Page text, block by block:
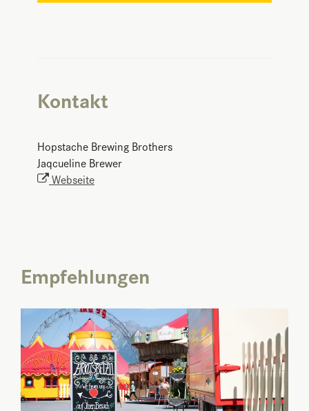
Kontakt
Hopstache Brewing Brothers
Jaqcueline Brewer
Webseite
Empfehlungen